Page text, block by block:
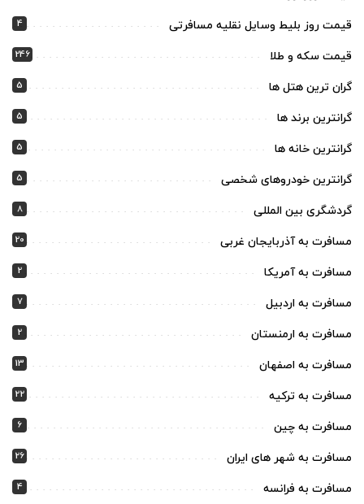
قیمت روز بلیط وسایل نقلیه مسافرتی
4
قیمت سکه و طلا 246
گران ترین هتل ها 5
گرانترین برند ها 5
گرانترین خانه ها 5
گرانترین خودروهای شخصی 5
گردشگری بین المللی 8
مسافرت به آذربایجان غربی 20
مسافرت به آمریکا 2
مسافرت به اردبیل 7
مسافرت به ارمنستان 2
مسافرت به اصفهان 13
مسافرت به ترکیه 22
مسافرت به چین 6
مسافرت به شهر های ایران 26
مسافرت به فرانسه 4